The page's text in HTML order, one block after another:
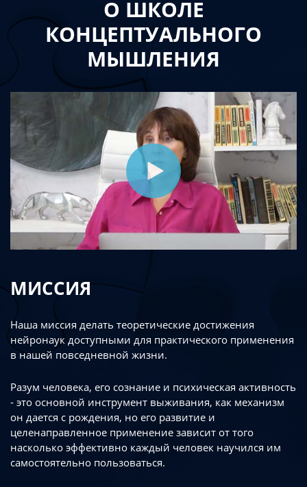
О ШКОЛЕ
КОНЦЕПТУАЛЬНОГО
МЫШЛЕНИЯ
МИССИЯ
Наша миссия делать теоретические достижения
нейронаук доступными для практического применения
в нашей повседневной жизни.
Разум человека, его сознание и психическая активность
- это основной инструмент выживания, как механизм
он дается с рождения, но его развитие и
целенаправленное применение зависит от того
насколько эффективно каждый человек научился им
самостоятельно пользоваться.